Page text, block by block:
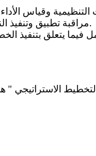
مراقبة تطبيق وتنفيذ النظم الإدارية في الهيئة العامة للبيئة والتأكد من مدى تحقيقها للأهداف الإستراتيجية والتشغيلية للهيئة.
" التخطيط الاستراتيجي "